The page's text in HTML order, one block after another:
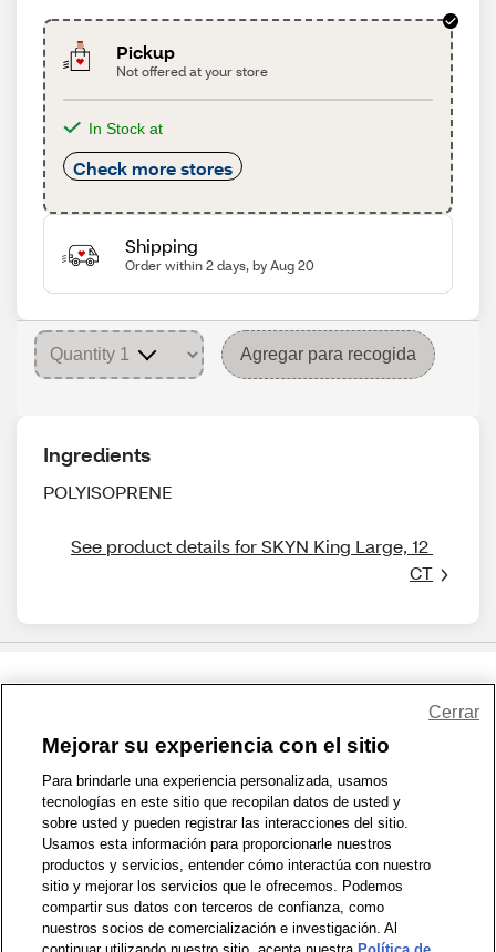
Pickup
Not offered at your store
In Stock at
Check more stores
Shipping
Order within 2 days, by Aug 20
Agregar para recogida
Ingredients
POLYISOPRENE
See product details for SKYN King Large, 12
CT
1-800-679-9691 | Contáctenos | Términos de Uso | Accesibilidad
Política de Privacidad | WA Privacy Policy | Mapa del sitio
Zona de Bienestar | © 1999 - 2026 CVS.com
Mejorar su experiencia con el sitio
Para brindarle una experiencia personalizada, usamos
tecnologías en este sitio que recopilan datos de usted y
sobre usted y pueden registrar las interacciones del sitio.
Usamos esta información para proporcionarle nuestros
productos y servicios, entender cómo interactúa con nuestro
sitio y mejorar los servicios que le ofrecemos. Podemos
compartir sus datos con terceros de confianza, como
nuestros socios de comercialización e investigación. Al
Cerrar